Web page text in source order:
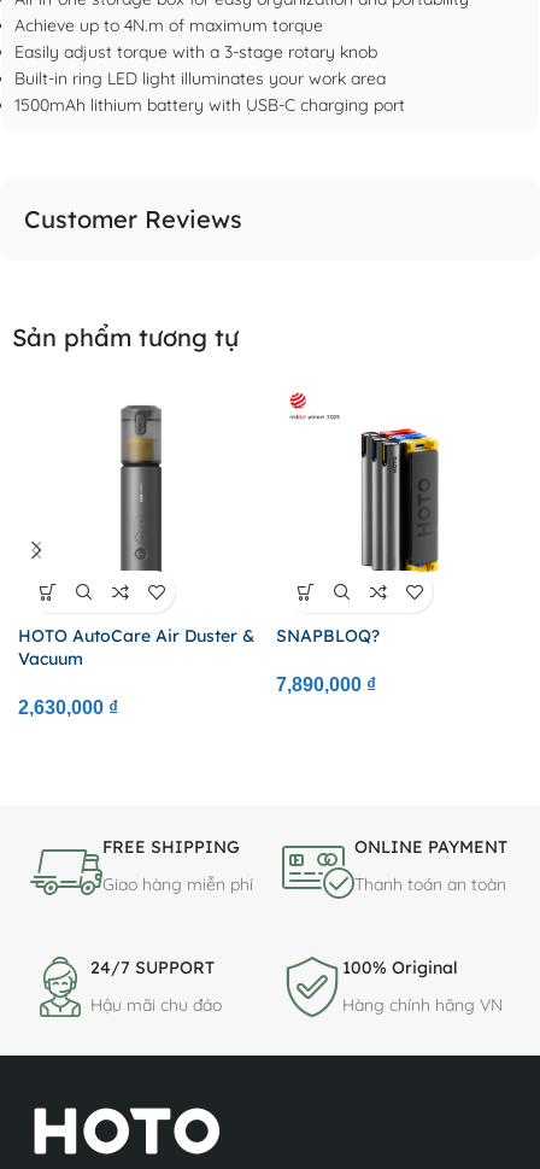
Achieve up to 4N.m of maximum torque
Easily adjust torque with a 3-stage rotary knob
Built-in ring LED light illuminates your work area
1500mAh lithium battery with USB-C charging port
Customer Reviews
Sản phẩm tương tự
HOTO AutoCare Air Duster &
Vacuum
2,630,000 ₫
SNAPBLOQ?
7,890,000 ₫
FREE SHIPPING
Giao hàng miễn phí
ONLINE PAYMENT
Thanh toán an toàn
24/7 SUPPORT
Hậu mãi chu đáo
100% Original
Hàng chính hãng VN